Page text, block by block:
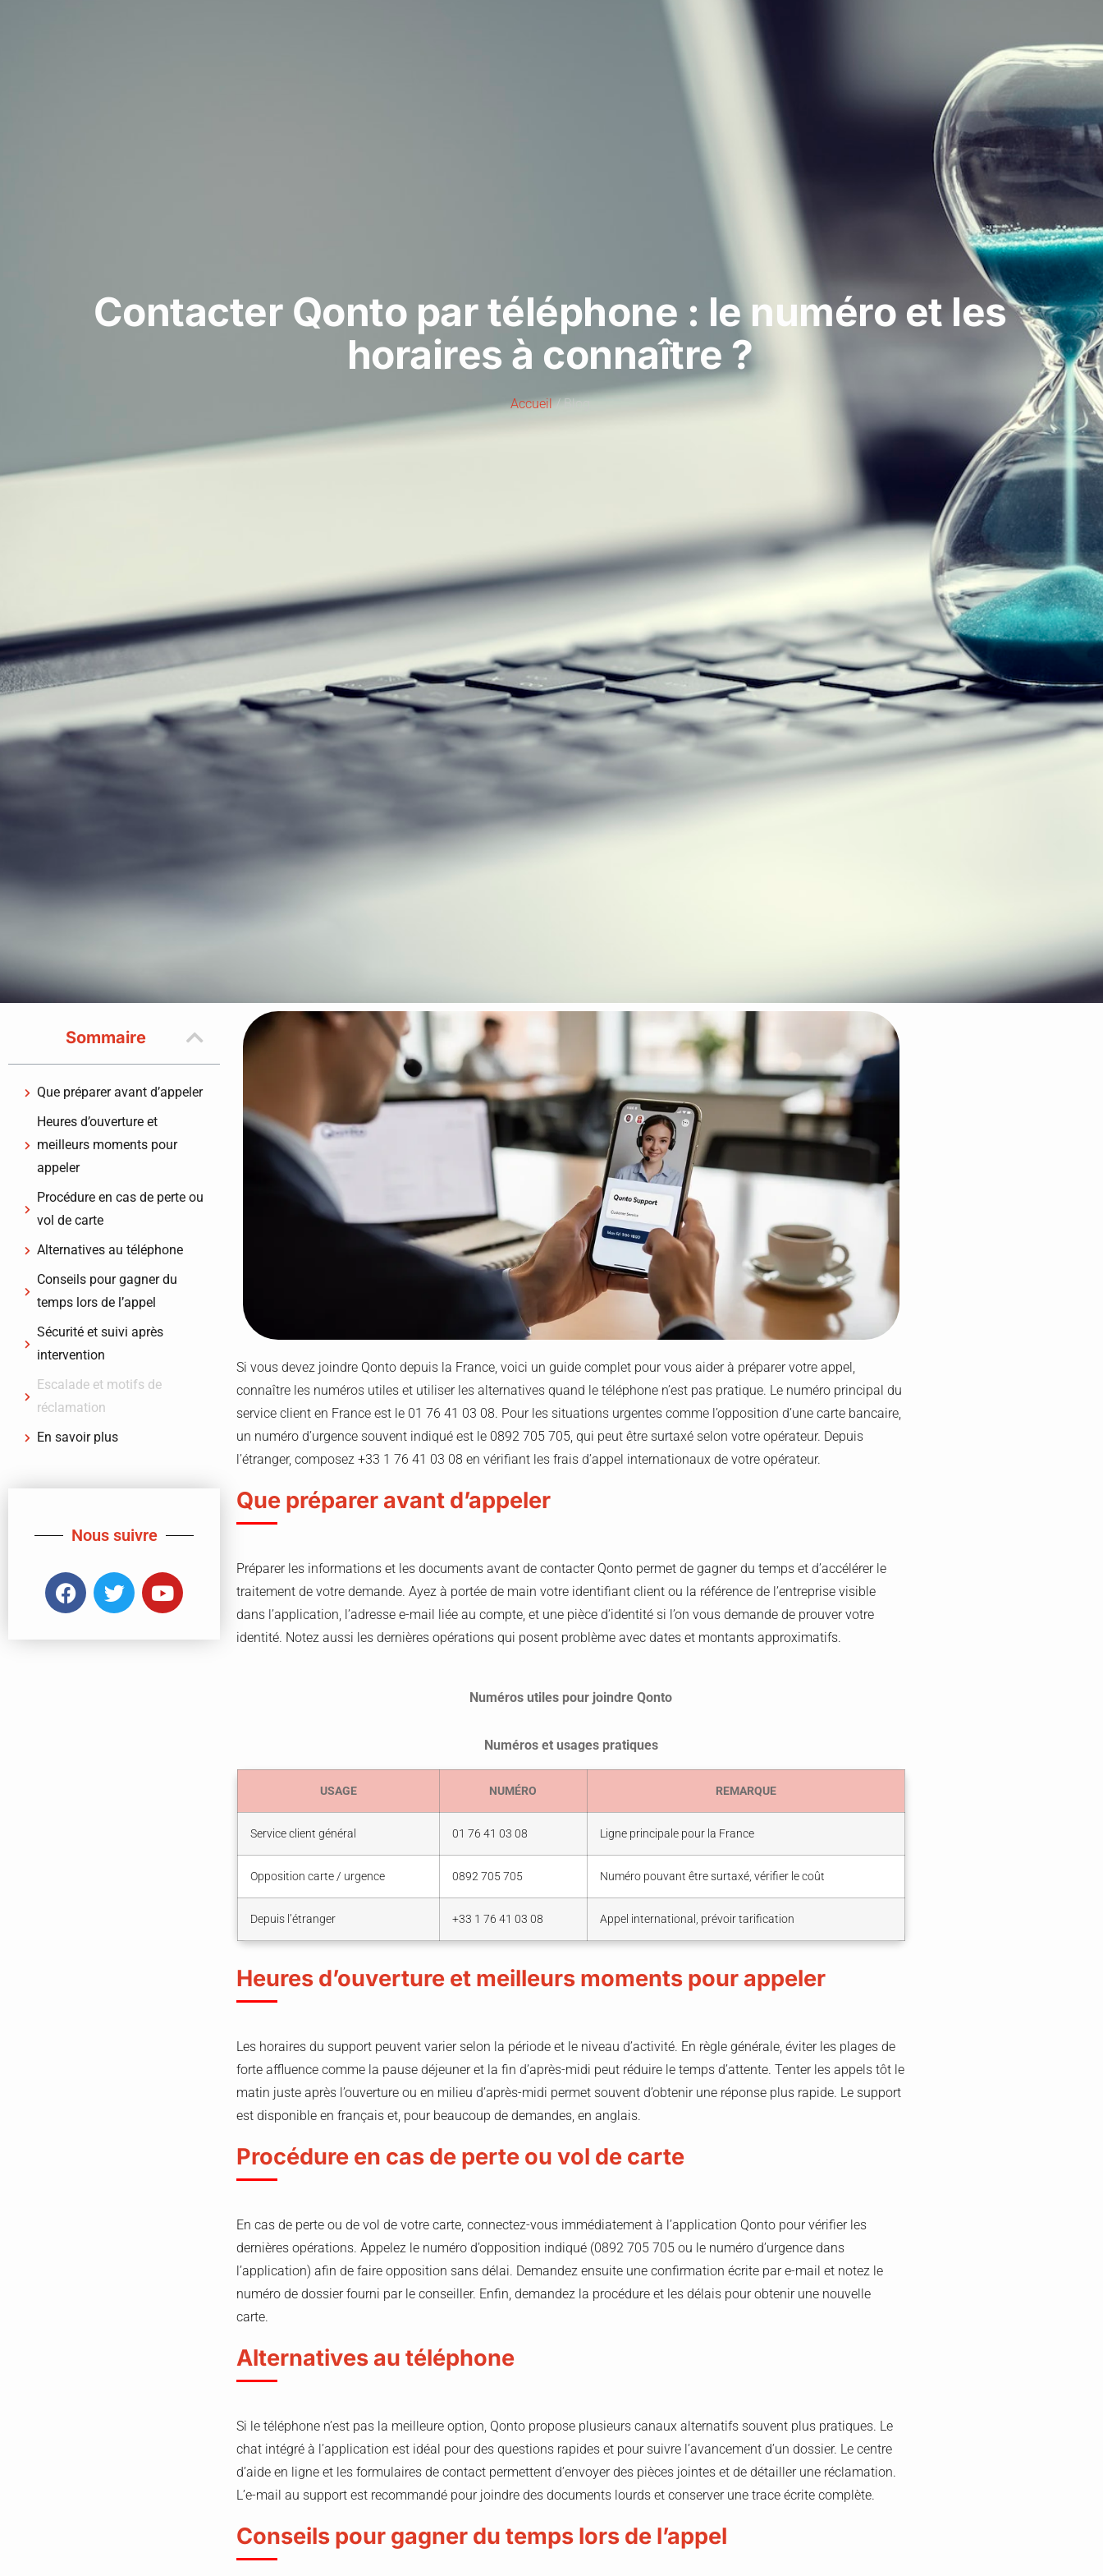
Contacter Qonto par téléphone : le numéro et les
horaires à connaître ?
Accueil/ Blog
Sommaire
Que préparer avant d’appeler
Heures d’ouverture et
meilleurs moments pour
appeler
Procédure en cas de perte ou
vol de carte
Alternatives au téléphone
Conseils pour gagner du
temps lors de l’appel
Sécurité et suivi après
intervention
Escalade et motifs de
réclamation
En savoir plus
Nous suivre
Si vous devez joindre Qonto depuis la France, voici un guide complet pour vous aider à préparer votre appel,
connaître les numéros utiles et utiliser les alternatives quand le téléphone n’est pas pratique. Le numéro principal du
service client en France est le 01 76 41 03 08. Pour les situations urgentes comme l’opposition d’une carte bancaire,
un numéro d’urgence souvent indiqué est le 0892 705 705, qui peut être surtaxé selon votre opérateur. Depuis
l’étranger, composez +33 1 76 41 03 08 en vérifiant les frais d’appel internationaux de votre opérateur.
Que préparer avant d’appeler
Préparer les informations et les documents avant de contacter Qonto permet de gagner du temps et d’accélérer le
traitement de votre demande. Ayez à portée de main votre identifiant client ou la référence de l’entreprise visible
dans l’application, l’adresse e-mail liée au compte, et une pièce d’identité si l’on vous demande de prouver votre
identité. Notez aussi les dernières opérations qui posent problème avec dates et montants approximatifs.
Numéros et usages pratiques
Numéros utiles pour joindre Qonto
USAGE NUMÉRO REMARQUE
Service client général 01 76 41 03 08 Ligne principale pour la France
Opposition carte / urgence 0892 705 705 Numéro pouvant être surtaxé, vérifier le coût
Depuis l’étranger +33 1 76 41 03 08 Appel international, prévoir tarification
Heures d’ouverture et meilleurs moments pour appeler
Les horaires du support peuvent varier selon la période et le niveau d’activité. En règle générale, éviter les plages de
forte affluence comme la pause déjeuner et la fin d’après-midi peut réduire le temps d’attente. Tenter les appels tôt le
matin juste après l’ouverture ou en milieu d’après-midi permet souvent d’obtenir une réponse plus rapide. Le support
est disponible en français et, pour beaucoup de demandes, en anglais.
Procédure en cas de perte ou vol de carte
En cas de perte ou de vol de votre carte, connectez-vous immédiatement à l’application Qonto pour vérifier les
dernières opérations. Appelez le numéro d’opposition indiqué (0892 705 705 ou le numéro d’urgence dans
l’application) afin de faire opposition sans délai. Demandez ensuite une confirmation écrite par e-mail et notez le
numéro de dossier fourni par le conseiller. Enfin, demandez la procédure et les délais pour obtenir une nouvelle
carte.
Alternatives au téléphone
Si le téléphone n’est pas la meilleure option, Qonto propose plusieurs canaux alternatifs souvent plus pratiques. Le
chat intégré à l’application est idéal pour des questions rapides et pour suivre l’avancement d’un dossier. Le centre
d’aide en ligne et les formulaires de contact permettent d’envoyer des pièces jointes et de détailler une réclamation.
L’e-mail au support est recommandé pour joindre des documents lourds et conserver une trace écrite complète.
Conseils pour gagner du temps lors de l’appel